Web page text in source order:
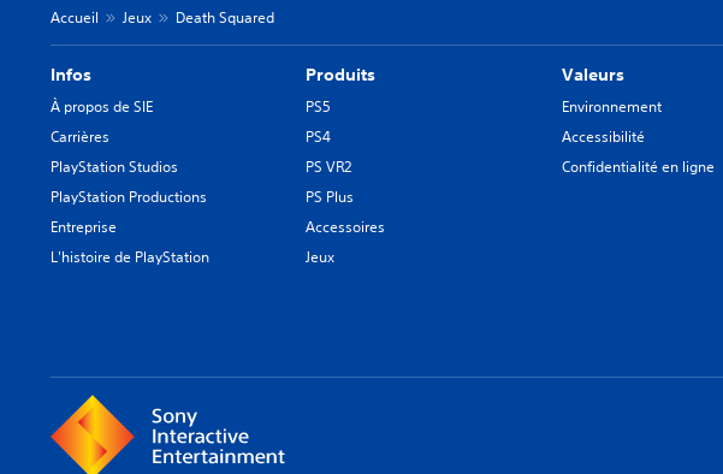
Accueil Jeux Death Squared
Infos
À propos de SIE
Carrières
PlayStation Studios
PlayStation Productions
Entreprise
L'histoire de PlayStation
Produits
PS5
PS4
PS VR2
PS Plus
Accessoires
Jeux
Valeurs
Environnement
Accessibilité
Confidentialité en ligne